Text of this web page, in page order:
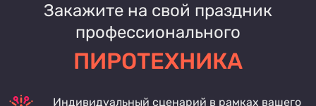
Закажите на свой праздник
профессионального
ПИРОТЕХНИКА
Индивидуальный сценарий в рамках вашего